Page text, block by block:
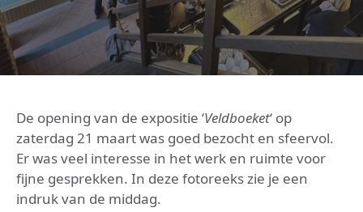
De opening van de expositie ‘Veldboeket‘ op
zaterdag 21 maart was goed bezocht en sfeervol.
Er was veel interesse in het werk en ruimte voor
fijne gesprekken. In deze fotoreeks zie je een
indruk van de middag.